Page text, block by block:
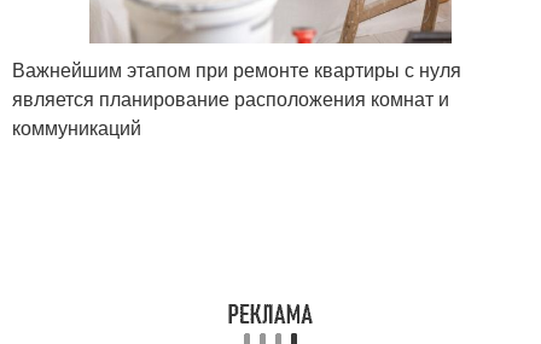
Важнейшим этапом при ремонте квартиры с нуля
является планирование расположения комнат и
коммуникаций